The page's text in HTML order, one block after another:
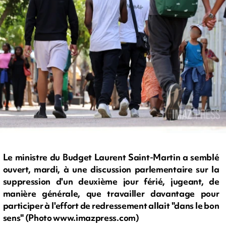
Le ministre du Budget Laurent Saint-Martin a semblé
ouvert, mardi, à une discussion parlementaire sur la
suppression d'un deuxième jour férié, jugeant, de
manière générale, que travailler davantage pour
participer à l'effort de redressement allait "dans le bon
sens" (Photo www.imazpress.com)